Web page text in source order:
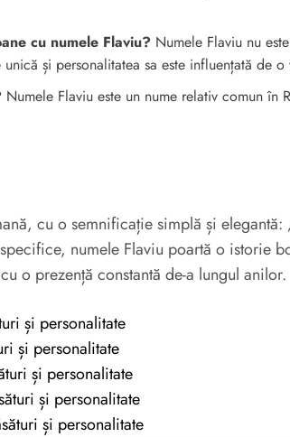
cu numele Flaviu? Numele Flaviu nu
și personalitatea sa este influențată de
Numele Flaviu este un nume relativ comun în
cu o semnificație simplă și elegantă:
numele Flaviu poartă o istorie
o prezență constantă de-a lungul anilor.
și personalitate
și personalitate
și personalitate
și personalitate
și personalitate